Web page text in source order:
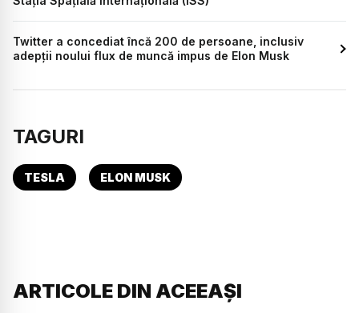
Twitter a concediat încă 200 de persoane, inclusiv
adepții noului flux de muncă impus de Elon Musk
TAGURI
TESLA ELON MUSK
ARTICOLE DIN ACEEAȘI